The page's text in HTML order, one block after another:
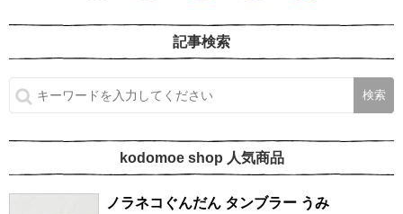
記事検索
kodomoe shop 人気商品
ノラネコぐんだん タンブラー うみ